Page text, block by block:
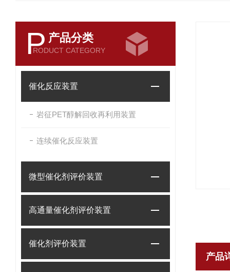
P 产品分类
RODUCT CATEGORY
催化反应装置
岩征PET醇解回收再利用装置
连续催化反应装置
微型催化剂评价装置
高通量催化剂评价装置
催化剂评价装置
产品